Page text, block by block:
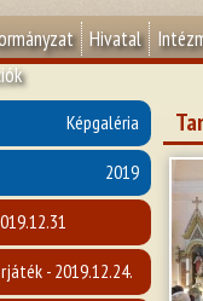
Hivatal
Képgaléria
2019
- 2019.12.24.